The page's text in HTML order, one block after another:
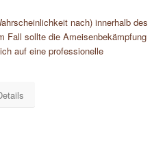
nach) innerhalb des
Fall sollte die Ameisenbekämpfung
auf eine professionelle